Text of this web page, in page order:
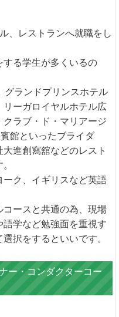
、レストランへ就職をし
する学生が多くいるの
グランドプリンスホテル
リーガロイヤルホテル広
ラブ・ド・マリアージ
館といったブライダ
進創寫舘などのレスト
ク、イギリスなど英語
ースと共通の為、現場
学など勉強面を重視す
択をするといいです。
ー・コンダクターコー